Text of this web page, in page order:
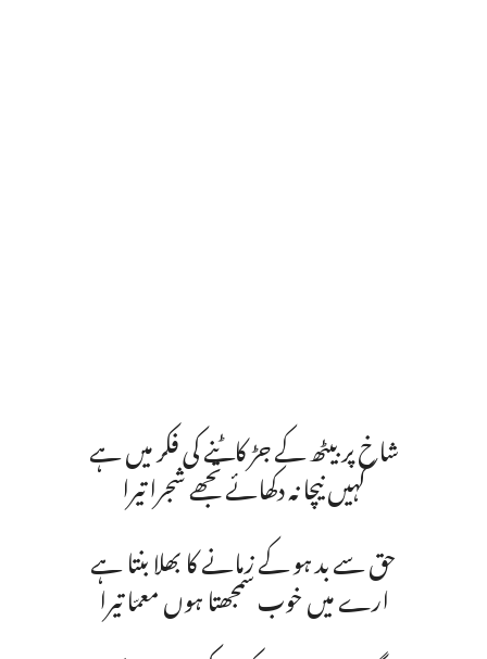
شاخ پر بیٹھ کے جڑ کاٹنے کی فکر میں ہے
کہیں نیچا نہ دکھائے تجھے شجرا تیرا
حق سے بد ہو کے زمانے کا بھلا بنتا ہے
ارے میں خوب سمجھتا ہوں معمّا تیرا